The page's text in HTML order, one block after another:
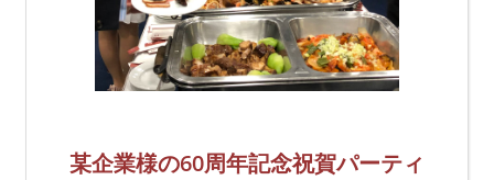
某企業様の60周年記念祝賀パーティ